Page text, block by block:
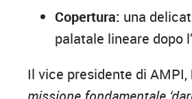
Copertura: una
palatale lineare dopo
Il vice presidente di AMPI,